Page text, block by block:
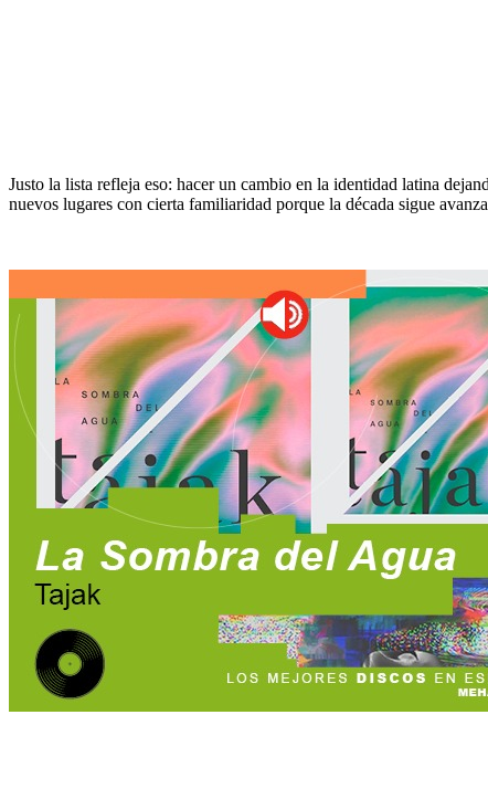
Justo la lista refleja eso: hacer un cambio en la identidad latina
nuevos lugares con cierta familiaridad porque la década sigue